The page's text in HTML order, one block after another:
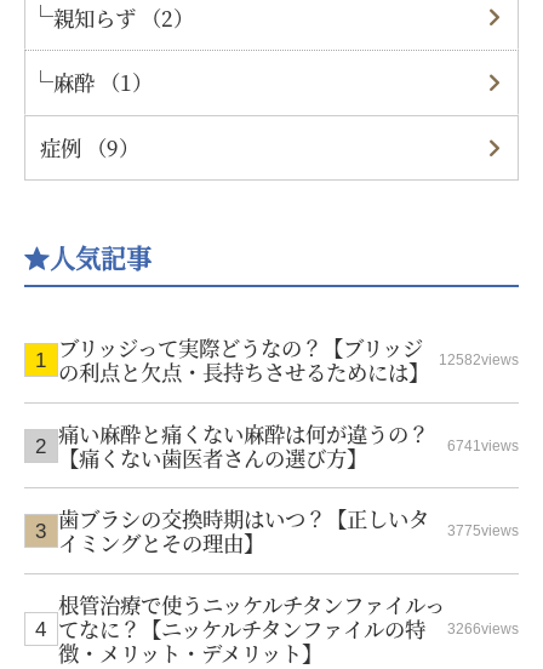
親知らず （2）
麻酔 （1）
症例 （9）
人気記事
ブリッジって実際どうなの？【ブリッジ
の利点と欠点・長持ちさせるためには】
12582views
痛い麻酔と痛くない麻酔は何が違うの？
【痛くない歯医者さんの選び方】
6741views
歯ブラシの交換時期はいつ？【正しいタ
イミングとその理由】
3775views
根管治療で使うニッケルチタンファイルっ
てなに？【ニッケルチタンファイルの特
徴・メリット・デメリット】
3266views